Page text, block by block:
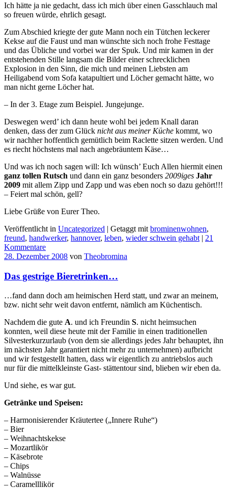
Ich hätte ja nie gedacht, dass ich mich über einen Gasschlauch mal
so freuen würde, ehrlich gesagt.
Zum Abschied kriegte der gute Mann noch ein Tütchen leckerer
Kekse auf die Faust und man wünschte sich noch frohe Festtage
und das Übliche und vorbei war der Spuk. Und mir kamen in der
entstehenden Stille langsam die Bilder einer schrecklichen
Explosion in den Sinn, die mich und meinen Liebsten am
Heiligabend vom Sofa katapultiert und Löcher gemacht hätte, wo
man nicht gerne Löcher hat.
– In der 3. Etage zum Beispiel. Jungejunge.
Deswegen werd’ ich dann heute wohl bei jedem Knall daran
denken, dass der zum Glück nicht aus meiner Küche kommt, wo
wir nachher hoffentlich gemütlich beim Raclette sitzen werden. Und
es riecht höchstens mal nach angebräuntem Käse…
Und was ich noch sagen will: Ich wünsch’ Euch Allen hiermit einen
ganz tollen Rutsch und dann ein ganz besonders 2009iges Jahr
2009 mit allem Zipp und Zapp und was eben noch so dazu gehört!!!
– Feiert mal schön, gell?
Liebe Grüße von Eurer Theo.
Veröffentlicht in Uncategorized | Getaggt mit brominenwohnen,
freund, handwerker, hannover, leben, wieder schwein gehabt | 21
Kommentare
28. Dezember 2008 von Theobromina
Das gestrige Bieretrinken…
…fand dann doch am heimischen Herd statt, und zwar an meinem,
bzw. nicht sehr weit davon entfernt, nämlich am Küchentisch.
Nachdem die gute A. und ich Freundin S. nicht heimsuchen
konnten, weil diese heute mit der Familie in einen traditionellen
Silvesterkurzurlaub (von dem sie allerdings jedes Jahr behauptet, ihn
im nächsten Jahr garantiert nicht mehr zu unternehmen) aufbricht
und wir festgestellt hatten, dass wir eigentlich zu antriebslos auch
nur für die mittelkleinste Gast- stättentour sind, blieben wir eben da.
Und siehe, es war gut.
Getränke und Speisen:
– Harmonisierender Kräutertee („Innere Ruhe“)
– Bier
– Weihnachtskekse
– Mozartlikör
– Käsebrote
– Chips
– Walnüsse
– Caramelllikör